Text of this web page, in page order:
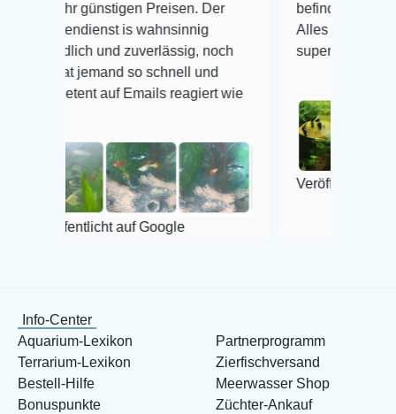
Preisen. Der
is wahnsinnig
und zuverlässig, noch
so schnell und
auf Emails reagiert wie
auf Google
befinden der Fische
Alles ist quick lebendig und
super Zustand. Gerne
Veröffentlicht auf Google
Info-Center
Aquarium-Lexikon
Terrarium-Lexikon
Bestell-Hilfe
Bonuspunkte
Partnerprogramm
Zierfischversand
Meerwasser Shop
Züchter-Ankauf